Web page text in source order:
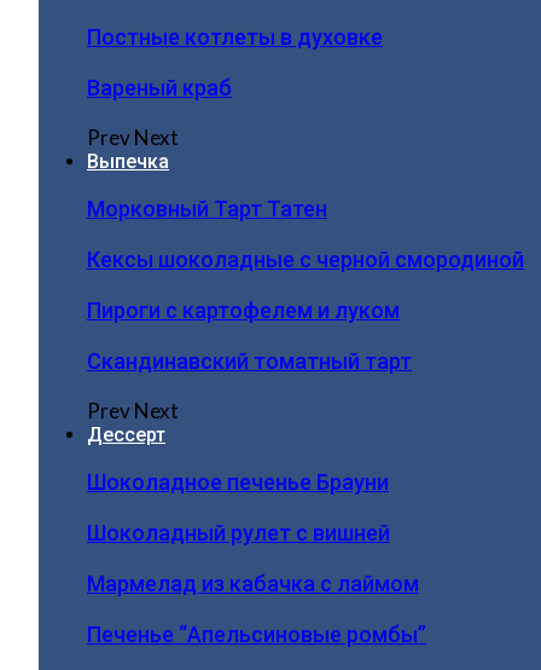
Постные котлеты в духовке
Вареный краб
PrevNext
Выпечка
Морковный Тарт Татен
Кексы шоколадные с черной смородиной
Пироги c картофелем и луком
Скандинавский томатный тарт
PrevNext
Дессерт
Шоколадное печенье Брауни
Шоколадный рулет с вишней
Мармелад из кабачка с лаймом
Печенье “Апельсиновые ромбы”